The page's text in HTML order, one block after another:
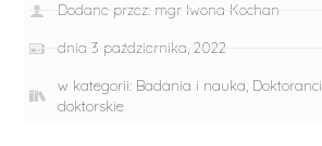
Dodane przez: mgr Iwona Kochan
dnia 3 października, 2022
w kategorii: Badania i nauka, Doktoranci
doktorskie